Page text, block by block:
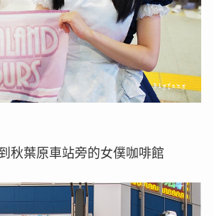
秋葉原車站旁的女僕咖啡館